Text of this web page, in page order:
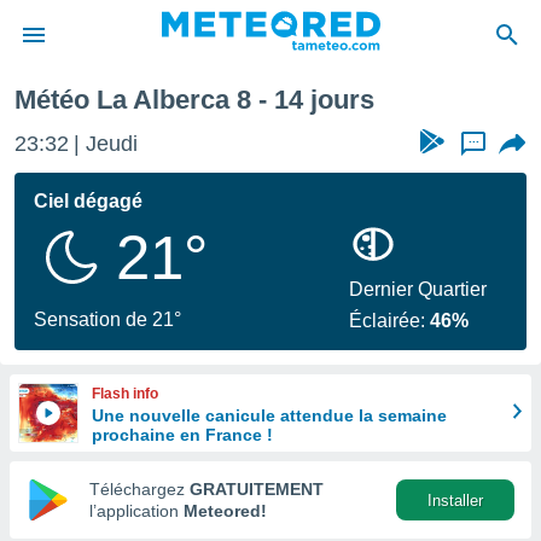
de
en
Météo La Alberca 8 - 14 jours
23:32 Jeudi ...
Ciel dégagé
21°
Sensation de 21°
Dernier Quartier
Éclairée:46%
Flash info
Une nouvelle canicule attendue la semaine
prochaine en France !
Téléchargez GRATUITEMENT
l’application Meteored!
Installer